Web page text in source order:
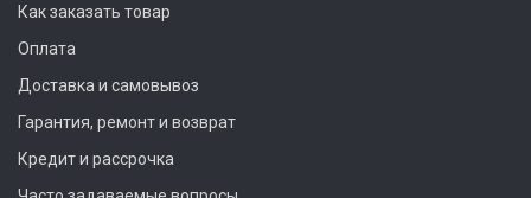
Как заказать товар
Оплата
Доставка и самовывоз
Гарантия, ремонт и возврат
Кредит и рассрочка